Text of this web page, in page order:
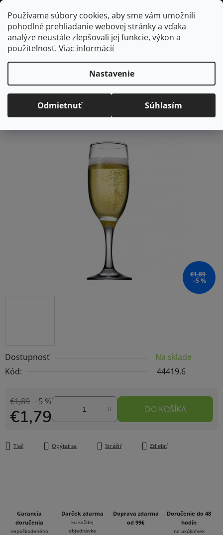
Používame súbory cookies, aby sme vám umožnili
pohodlné prehliadanie webovej stránky a vďaka
analýze neustále zlepšovali jej funkcie, výkon a
použiteľnosť. Viac informácií
Nastavenie
Odmietnuť Súhlasím
Prejsť
na
obsah
Hľadať
Domov
/ Vybavenie do jedálne / Poháre / Poháre na šampanské
BISTRO pohár na šampanské, 190 ml
Dostupnosť
Na sklade
Kód:
44419.6
€1,89 –5 %
€1,79 DO KOŠÍKA
Tlač Opýtať sa Strážiť Zdieľať
BISTRO pohár na
šampanské, 190 ml
Priemerné
hodnotenie
Neohodnotené
Podrobnosti hodnotenia
€1,89
–5 %
Garancia
doručenia
nepoškodeného
Darček zdarma
ku každej
objednávke
Doprava zdarma
od 99€
Doručenie do 48
hodín
na akúkoľvek